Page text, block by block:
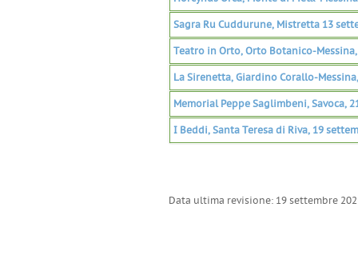
Sagra Ru Cuddurune, Mistretta 13
Teatro in Orto, Orto Botanico-
La Sirenetta, Giardino Corallo-
Memorial Peppe Saglimbeni, Savoca,
I Beddi, Santa Teresa di Riva, 19
Data ultima revisione: 19 settembre